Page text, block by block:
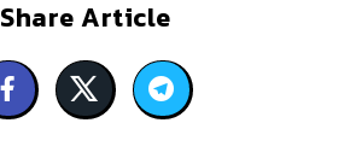
Share Article